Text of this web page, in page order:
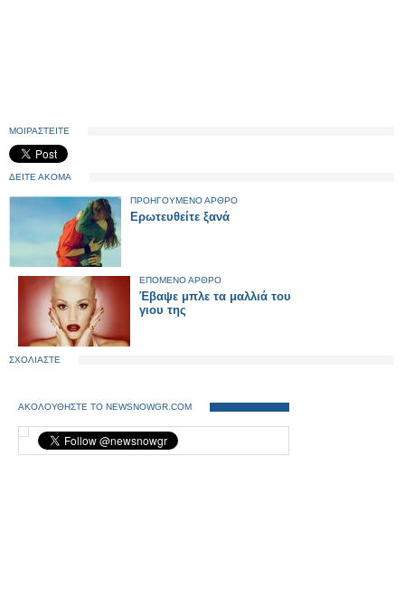
ΜΟΙΡΑΣΤΕΙΤΕ
ΔΕΙΤΕ ΑΚΟΜΑ
ΠΡΟΗΓΟΥΜΕΝΟ ΑΡΘΡΟ
Ερωτευθείτε ξανά
ΕΠΟΜΕΝΟ ΑΡΘΡΟ
Έβαψε μπλε τα μαλλιά του
γιου της
ΣΧΟΛΙΑΣΤΕ
ΑΚΟΛΟΥΘΗΣΤΕ ΤΟ NEWSNOWGR.COM